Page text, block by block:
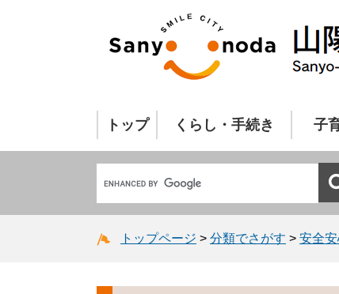
トップ くらし・手続き 子
トップページ > 分類でさがす > 安全